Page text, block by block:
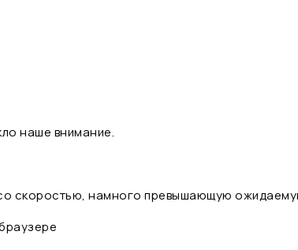
наше внимание.
скоростью, намного превышающую